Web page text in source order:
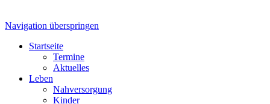
Navigation überspringen
Startseite
Termine
Aktuelles
Leben
Nahversorgung
Kinder